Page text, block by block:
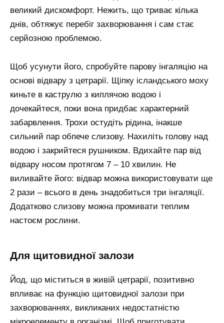
великий дискомфорт. Нежить, що триває кілька
днів, обтяжує перебіг захворювання і сам стає
серйозною проблемою.
Щоб усунути його, спробуйте парову інгаляцію на
основі відвару з цетрарії. Щіпку ісландського моху
киньте в каструлю з киплячою водою і
дочекайтеся, поки вона придбає характерний
забарвлення. Трохи остудіть рідина, інакше
сильний пар обпече слизову. Нахиліть голову над
водою і закрийтеся рушником. Вдихайте пар від
відвару носом протягом 7 – 10 хвилин. Не
виливайте його: відвар можна використовувати ще
2 рази – всього в день знадобиться три інгаляції.
Додатково слизову можна промивати теплим
настоєм рослини.
Для щитовидної залози
Йод, що міститься в живій цетрарії, позитивно
впливає на функцію щитовидної залози при
захворюваннях, викликаних недостатністю